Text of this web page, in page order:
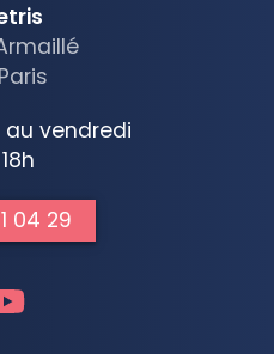
au vendredi
04 29